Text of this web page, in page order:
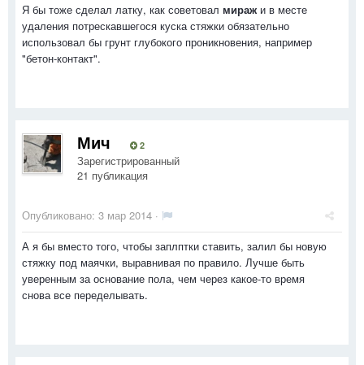
Я бы тоже сделал латку, как советовал мираж и в месте
удаления потрескавшегося куска стяжки обязательно
использовал бы грунт глубокого проникновения, например
"бетон-контакт".
Мич 2
Зарегистрированный
21 публикация
Опубликовано: 3 мар 2014 ·
А я бы вместо того, чтобы заплптки ставить, залил бы новую
стяжку под маячки, выравнивая по правило. Лучше быть
уверенным за основание пола, чем через какое-то время
снова все переделывать.